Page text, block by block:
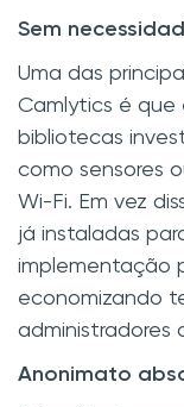
Sem
Uma das
Camlytics é que
bibliotecas
como sensores
Wi-Fi. Em vez
já instaladas
implementação
economizando
administradores
Anonimato